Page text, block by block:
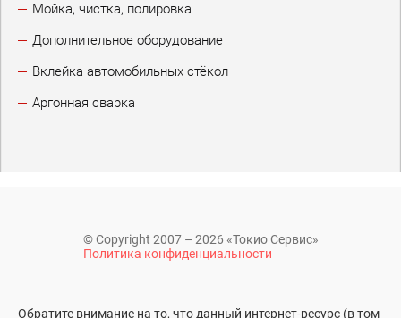
Мойка, чистка, полировка
Дополнительное оборудование
Вклейка автомобильных стёкол
Аргонная сварка
© Copyright 2007 – 2026 «Токио Сервис»
Политика конфиденциальности
Обратите внимание на то, что данный интернет-ресурс (в том